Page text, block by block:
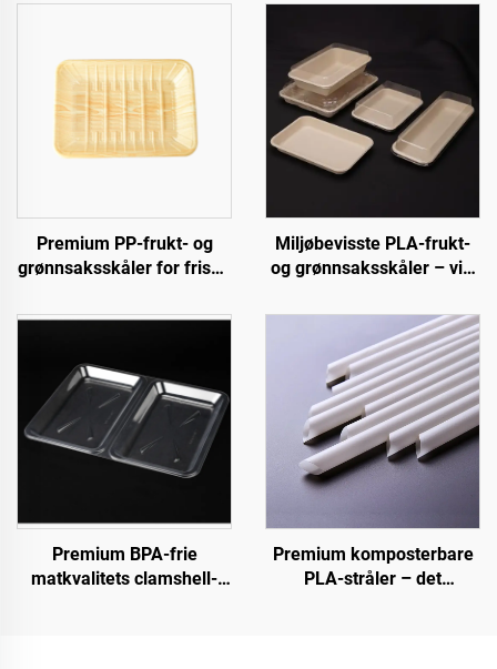
Premium PP-frukt- og
grønnsaksskåler for friske
Miljøbevisste PLA-frukt-
og grønnsaksskåler – vis,
Premium BPA-frie
matkvalitets clamshell-
Premium komposterbare
PLA-stråler – det